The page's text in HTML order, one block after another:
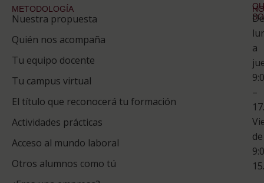
METODOLOGÍA
Nuestra propuesta
Quién nos acompaña
Tu equipo docente
Tu campus virtual
El título que reconocerá tu formación
Actividades prácticas
Acceso al mundo laboral
Otros alumnos como tú
Te
De
a
–
de